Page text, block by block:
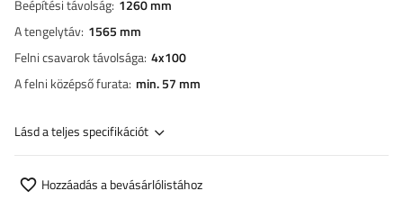
Beépítési távolság 1260 mm
A tengelytáv 1565 mm
Felni csavarok távolsága 4x100
A felni középső furata min. 57 mm
Lásd a teljes specifikációt
Hozzáadás a bevásárlólistához